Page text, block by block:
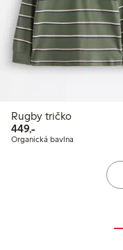
Rugby tričko
449,-449,00 Kč
Organická bavlna